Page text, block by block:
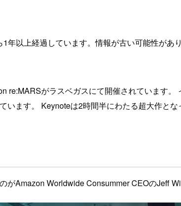
年以上経過しています。情報が古い可能性があ
re:MARSがラスベガスにて開催されています
います。 Keynoteは2時間半にわたる超大作と
がAmazon Worldwide Consummer CEOのJeff